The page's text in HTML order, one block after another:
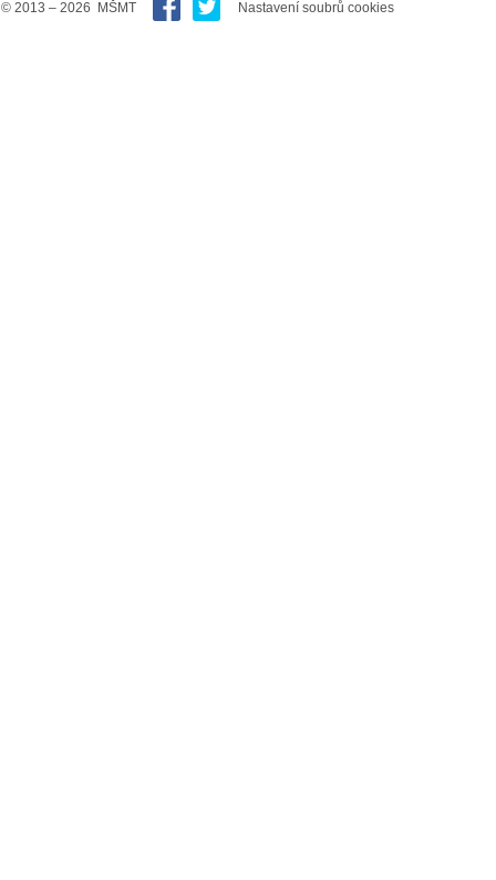
© 2013 – 2026 MŠMT Nastavení soubrů cookies